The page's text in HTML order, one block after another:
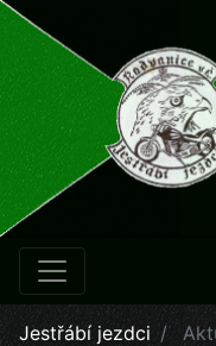
Jestřábí jezdci